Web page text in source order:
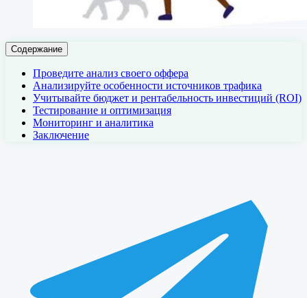
Содержание
Проведите анализ своего оффера
Анализируйте особенности источников трафика
Учитывайте бюджет и рентабельность инвестиций (ROI)
Тестирование и оптимизация
Мониторинг и аналитика
Заключение